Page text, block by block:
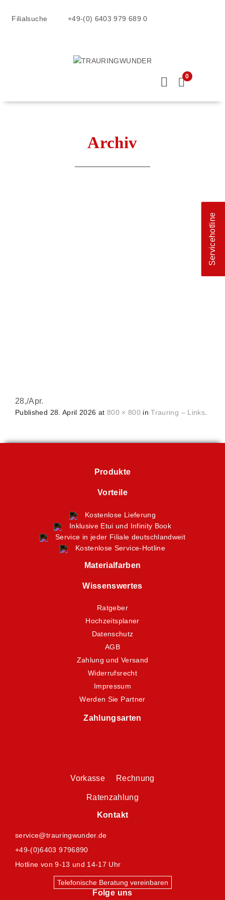
Filialsuche +49-(0) 6403 979 689 0
0
Archiv
28,/Apr.
Published 28. April 2026 at 800 × 800 inTrauring – Links.
Produkte
Vorteile
Kostenlose Lieferung
Inklusive Etui und Infinity Book
Service in jeder Filiale deutschlandweit
Kostenlose Service-Hotline
Materialfarben
Wissenswertes
Ratgeber
Hochzeitsplaner
Datenschutz
AGB
Zahlung und Versand
Widerrufsrecht
Impressum
Werden Sie Partner
Zahlungsarten
Vorkasse Rechnung
Ratenzahlung
Kontakt
service@trauringwunder.de
+49-(0)6403 9796890
Hotline von 9-13 und 14-17 Uhr
Telefonische Beratung vereinbaren
Folge uns
Servicehotline